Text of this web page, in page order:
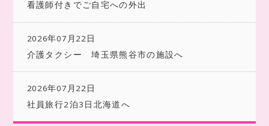
看護師付きでご自宅への外出
2026年07月22日
介護タクシー 埼玉県熊谷市の施設へ
2026年07月22日
社員旅行2泊3日北海道へ